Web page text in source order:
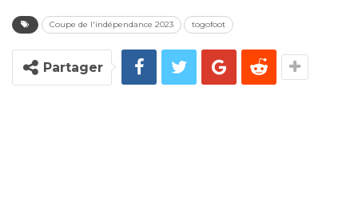
Coupe de l'indépendance 2023 togofoot
Partager